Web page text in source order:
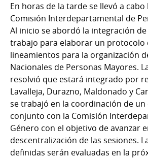
En horas de la tarde se llevó a cabo
Comisión Interdepartamental de
Al inicio se abordó la integración
trabajo para elaborar un protocolo
lineamientos para la organización
Nacionales de Personas Mayores.
resolvió que estará integrado por
Lavalleja, Durazno, Maldonado y
se trabajó en la coordinación de un
conjunto con la Comisión
Género con el objetivo de avanzar
descentralización de las sesiones.
definidas serán evaluadas en la